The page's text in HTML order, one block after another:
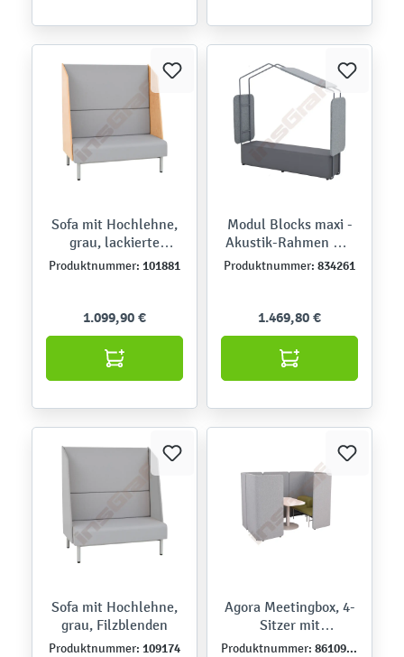
Sofa mit Hochlehne,
grau, lackierte
Blenden
Produktnummer: 101881
1.099,90 €
Modul Blocks maxi -
Akustik-Rahmen mit
Sitz (Blocks Set 8)
Produktnummer: 834261
1.469,80 €
Sofa mit Hochlehne,
grau, Filzblenden
Produktnummer: 109174
Agora Meetingbox, 4-
Sitzer mit
freistehendem Tisch
Produktnummer: 861098-1